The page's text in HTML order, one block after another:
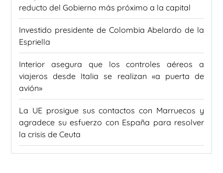
reducto del Gobierno más próximo a la capital
Investido presidente de Colombia Abelardo de la
Espriella
Interior asegura que los controles aéreos a
viajeros desde Italia se realizan «a puerta de
avión»
La UE prosigue sus contactos con Marruecos y
agradece su esfuerzo con España para resolver
la crisis de Ceuta